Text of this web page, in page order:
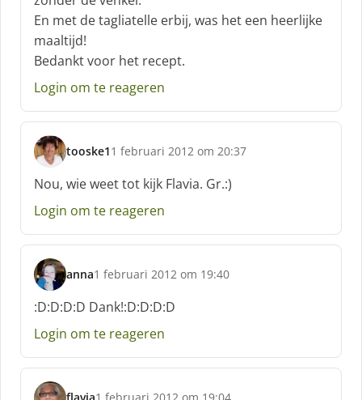
r
e
e
f
En met de tagliatelle erbij, was het een heerlijke
maaltijd!
Bedankt voor het recept.
Login om te reageren
tooske1
s
c
h
r
e
f
:
1 februari 2012 om 20:37
Nou, wie weet tot kijk Flavia. Gr.:)
Login om te reageren
anna
s
c
h
r
e
f
1 februari 2012 om 19:40
:D:D:D:D Dank!:D:D:D:D
Login om te reageren